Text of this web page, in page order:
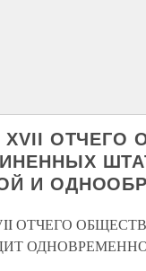
XVII
И
ОТЧЕГО